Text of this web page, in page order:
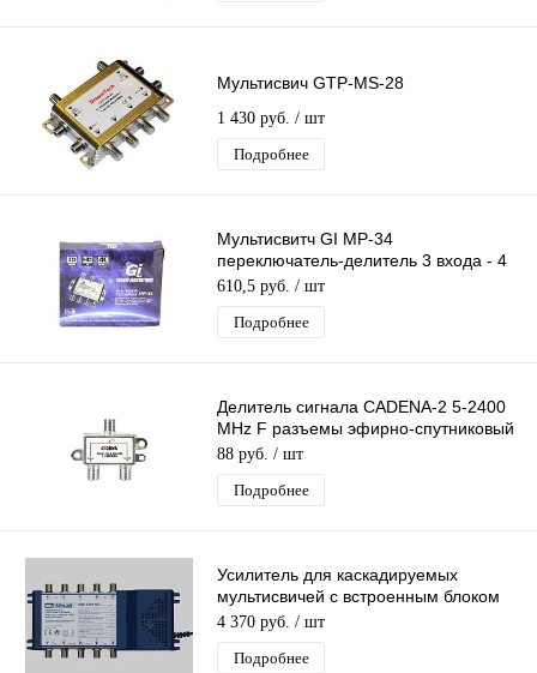
Мультисвич GTP-MS-28
1 430 руб. / шт
Подробнее
Мультисвитч GI MP-34
переключатель-делитель 3 входа - 4
выходов
610,5 руб. / шт
Подробнее
Делитель сигнала CADENA-2 5-2400
MHz F разъемы эфирно-спутниковый
без прохода питания 1 вх 2 вых
88 руб. / шт
Подробнее
Усилитель для каскадируемых
мультисвичей c встроенным блоком
питанияSpaun SBK -5501
4 370 руб. / шт
Подробнее